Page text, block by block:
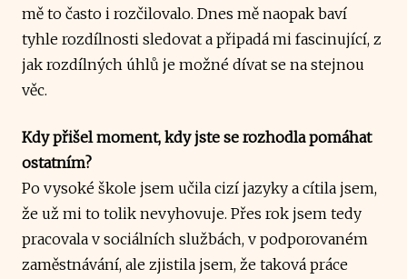
mě to často i rozčilovalo. Dnes mě naopak baví
tyhle rozdílnosti sledovat a připadá mi fascinující, z
jak rozdílných úhlů je možné dívat se na stejnou
věc.
Kdy přišel moment, kdy jste se rozhodla pomáhat
ostatním?
Po vysoké škole jsem učila cizí jazyky a cítila jsem,
že už mi to tolik nevyhovuje. Přes rok jsem tedy
pracovala v sociálních službách, v podporovaném
zaměstnávání, ale zjistila jsem, že taková práce